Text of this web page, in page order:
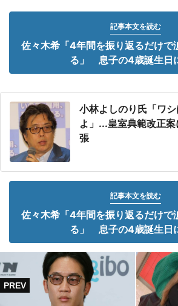
記事本文を読む
佐々木希「4年間を振り返るだけで
る」 息子の4歳誕生日
小林よしのり氏「ワ
よ」...皇室典範改正
張
記事本文を読む
佐々木希「4年間を振り返るだけで
る」 息子の4歳誕生日